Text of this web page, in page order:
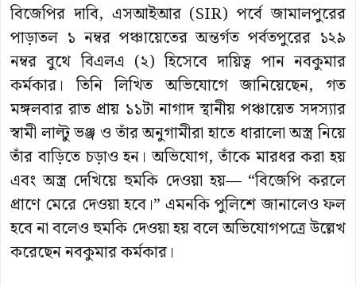
বিজেপির দাবি, এসআইআর (SIR) পর্বে জামালপুরের
পাড়াতল ১ নম্বর পঞ্চায়েতের অন্তর্গত পর্বতপুরের ১২৯
নম্বর বুথে বিএলএ (২) হিসেবে দায়িত্ব পান নবকুমার
কর্মকার। তিনি লিখিত অভিযোগে জানিয়েছেন, গত
মঙ্গলবার রাত প্রায় ১১টা নাগাদ স্থানীয় পঞ্চায়েত সদস্যার
স্বামী লাল্টু ভঞ্জ ও তাঁর অনুগামীরা হাতে ধারালো অস্ত্র নিয়ে
তাঁর বাড়িতে চড়াও হন। অভিযোগ, তাঁকে মারধর করা হয়
এবং অস্ত্র দেখিয়ে হুমকি দেওয়া হয়— “বিজেপি করলে
প্রাণে মেরে দেওয়া হবে।” এমনকি পুলিশে জানালেও ফল
হবে না বলেও হুমকি দেওয়া হয় বলে অভিযোগপত্রে উল্লেখ
করেছেন নবকুমার কর্মকার।